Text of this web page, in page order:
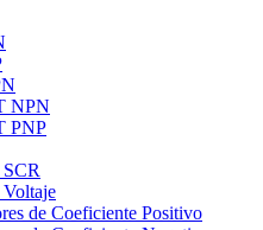
NPN
PNP
Voltaje
de Coeficiente Positivo